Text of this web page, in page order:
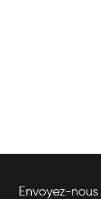
Envoyez-nous